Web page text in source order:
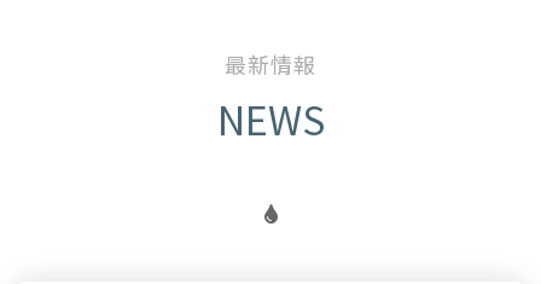
最新情報